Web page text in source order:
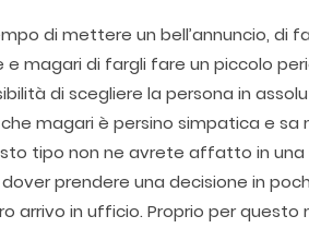
di mettere un bell’annuncio, di
magari di fargli fare un piccolo
di scegliere la persona in
magari è persino simpatica e
tipo non ne avrete affatto in
prendere una decisione in
arrivo in ufficio. Proprio per